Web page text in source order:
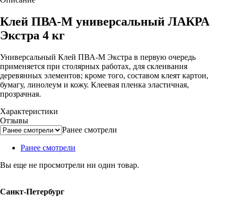
Клей ПВА-М универсальный ЛАКРА
Экстра 4 кг
Универсальный Клей ПВА-М Экстра в первую очередь
применяется при столярных работах, для склеивания
деревянных элементов; кроме того, составом клеят картон,
бумагу, линолеум и кожу. Клеевая пленка эластичная,
прозрачная.
Характеристики
Отзывы
Ранее смотрели
Ранее смотрели
Вы еще не просмотрели ни один товар.
Санкт-Петербург